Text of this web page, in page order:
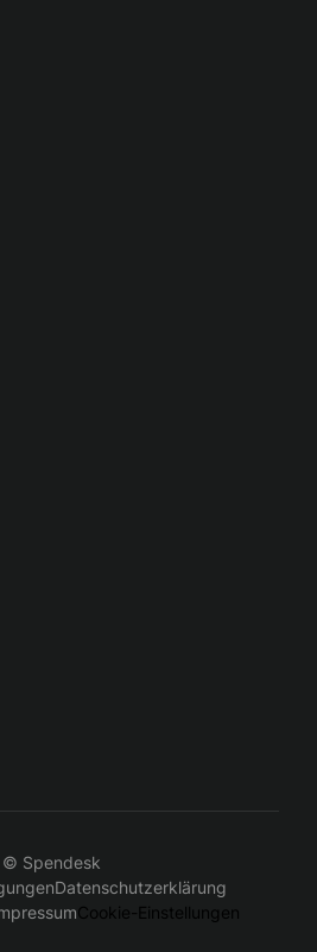
© Spendesk
Datenschutzerklärung
Cookie-Einstellungen